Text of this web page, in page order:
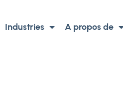
Industries A propos de